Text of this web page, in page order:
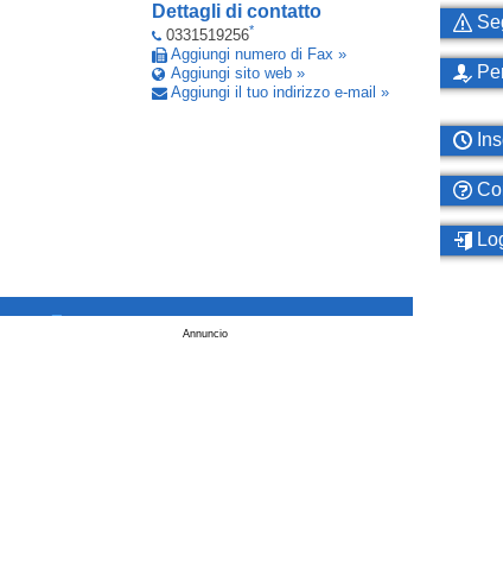
Dettagli di contatto
0331519256*
Aggiungi numero di Fax »
Aggiungi sito web »
Aggiungi il tuo indirizzo e-mail »
Annuncio